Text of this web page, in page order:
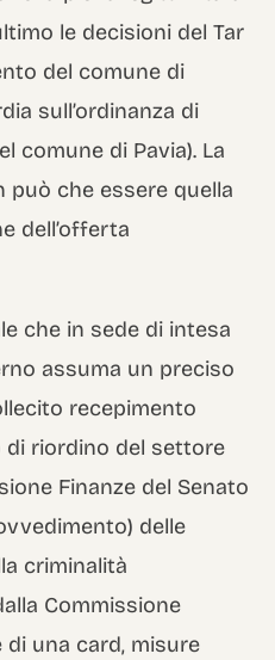
le decisioni del Tar
del comune di
sull’ordinanza di
comune di Pavia). La
può che essere quella
dell’offerta
che in sede di intesa
assuma un preciso
recepimento
di riordino del settore
Finanze del Senato
delle
criminalità
Commissione
una card, misure